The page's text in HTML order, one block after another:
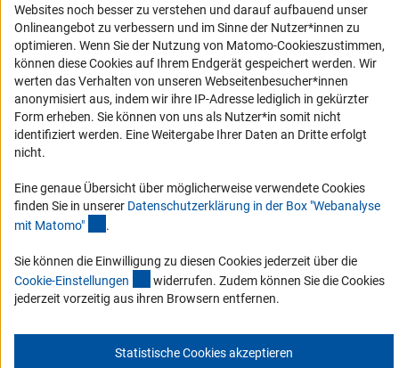
Barrierefreiheit
Service und Informationen für Menschen mit Behinderungen
Erklärung zur Barrierefreiheit
Barriere melden
DFG-aktuell
schauen Sie sich die Ausgaben online an.
Websites noch besser zu verstehen und darauf aufbauend unser
Onlineangebot zu verbessern und im Sinne der Nutzer*innen zu
optimieren. Wenn Sie der Nutzung von Matomo-Cookieszustimmen,
können diese Cookies auf Ihrem Endgerät gespeichert werden. Wir
werten das Verhalten von unseren Webseitenbesucher*innen
anonymisiert aus, indem wir ihre IP-Adresse lediglich in gekürzter
Form erheben. Sie können von uns als Nutzer*in somit nicht
identifiziert werden. Eine Weitergabe Ihrer Daten an Dritte erfolgt
nicht.
Eine genaue Übersicht über möglicherweise verwendete Cookies
finden Sie in unserer Datenschutzerklärung in der Box "Webanalyse
mit Matomo" .
Sie können die Einwilligung zu diesen Cookies jederzeit über die
Cookie-Einstellungen (interner Link)
widerrufen. Zudem können Sie die Cookies
jederzeit vorzeitig aus ihren Browsern entfernen.
Statistische Cookies akzeptieren